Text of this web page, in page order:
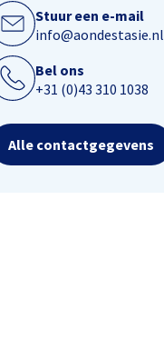
Stuur een e-mail
info@aondestasie.nl
Bel ons
+31 (0)43 310 1038
Alle contactgegevens